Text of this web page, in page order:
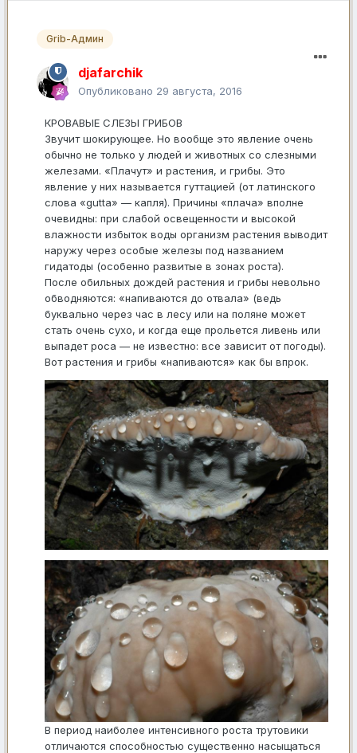
Grib-Админ
djafarchik
Опубликовано 29 августа, 2016
КРОВАВЫЕ СЛЕЗЫ ГРИБОВ
Звучит шокирующее. Но вообще это явление очень
обычно не только у людей и животных со слезными
железами. «Плачут» и растения, и грибы. Это
явление у них называется гуттацией (от латинского
слова «gutta» — капля). Причины «плача» вполне
очевидны: при слабой освещенности и высокой
влажности избыток воды организм растения выводит
наружу через особые железы под названием
гидатоды (особенно развитые в зонах роста).
После обильных дождей растения и грибы невольно
обводняются: «напиваются до отвала» (ведь
буквально через час в лесу или на поляне может
стать очень сухо, и когда еще прольется ливень или
выпадет роса — не известно: все зависит от погоды).
Вот растения и грибы «напиваются» как бы впрок.
В период наиболее интенсивного роста трутовики
отличаются способностью существенно насыщаться